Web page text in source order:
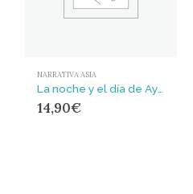
NARRATIVA ASIA
14,90€